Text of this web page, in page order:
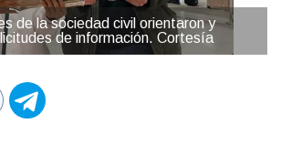
de la sociedad civil orientaron y
de información. Cortesía